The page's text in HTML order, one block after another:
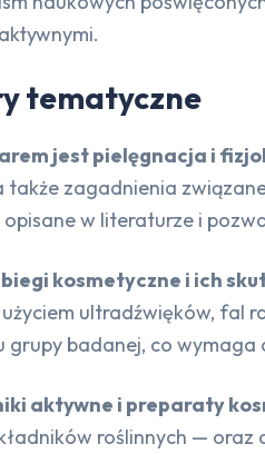
tematyczne
jest pielęgnacja i
także zagadnienia
w literaturze i
kosmetyczne i ich
ultradźwięków, fal
grupy badanej, co
aktywne i preparaty
roślinnych —